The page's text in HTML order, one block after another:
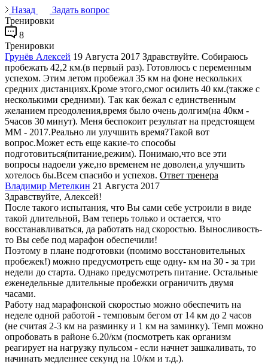
Назад
Задать вопрос
Тренировки
8
Тренировки
Грунёв Алексей 19 Августа 2017 Здравствуйте. Собираюсь
пробежать 42,2 км.(в первый раз). Готовлюсь с переменным
успехом. Этим летом пробежал 35 км на фоне нескольких
средних дистанциях.Кроме этого,смог осилить 40 км.(также с
несколькими средними). Так как бежал с единственным
желанием преодоления,время было очень долгим(на 40км -
5часов 30 минут). Меня беспокоит результат на предстоящем
ММ - 2017.Реально ли улучшить время?Такой вот
вопрос.Может есть еще какие-то способы
подготовиться(питание,режим). Понимаю,что все эти
вопросы надоели уже,но временем не доволен,а улучшить
хотелось бы.Всем спасибо и успехов. Ответ тренера
Владимир Метелкин 21 Августа 2017
Здравствуйте, Алексей!
После такого испытания, что Вы сами себе устроили в виде
такой длительной, Вам теперь только и остается, что
восстанавливаться, да работать над скоростью. Выносливость-
то Вы себе под марафон обеспечили!
Поэтому в плане подготовки (помимо восстановительных
пробежек!) можно предусмотреть еще одну- км на 30 - за три
недели до старта. Однако предусмотреть питание. Остальные
еженедельные длительные пробежки ограничить двумя
часами.
Работу над марафонской скоростью можно обеспечить на
неделе одной работой - темповым бегом от 14 км до 2 часов
(не считая 2-3 км на разминку и 1 км на заминку). Темп можно
опробовать в районе 6.20/км (посмотреть как организм
реагирует на нагрузку пульсом - если начнет зашкаливать, то
начинать медленнее секунд на 10/км и т.д.).